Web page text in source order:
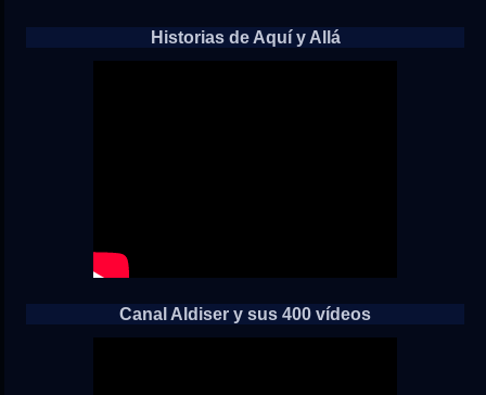
Historias de Aquí y Allá
Canal Aldiser y sus 400 vídeos